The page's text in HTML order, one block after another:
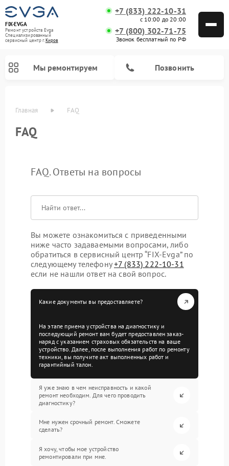
FIX-EVGA
Ремонт устройств Evga
Специализированный
cервисный центр г.Киров
+7 (833) 222-10-31
с 10:00 до 20:00
+7 (800) 302-71-75
Звонок бесплатный по РФ
Мы ремонтируем Позвонить
Главная FAQ
FAQ
FAQ. Ответы на вопросы
Вы можете ознакомиться с приведенными
ниже часто задаваемыми вопросами, либо
обратиться в сервисный центр “FIX-Evga” по
следующему телефону+7 (833) 222-10-31
если не нашли ответ на свой вопрос.
Какие документы вы предоставляете?
На этапе приема устройства на диагностику и
последующий ремонт вам будет предоставлен заказ-
наряд с указанием страховых обязательств на ваше
устройство. Далее, после выполнения работ по ремонту
техники, вы получите акт выполненных работ и
гарантийный талон.
Я уже знаю в чем неисправность и какой
ремонт необходим. Для чего проводить
диагностику?
Мне нужен срочный ремонт. Сможете
сделать?
Я хочу, чтобы мое устройство
ремонтировали при мне.